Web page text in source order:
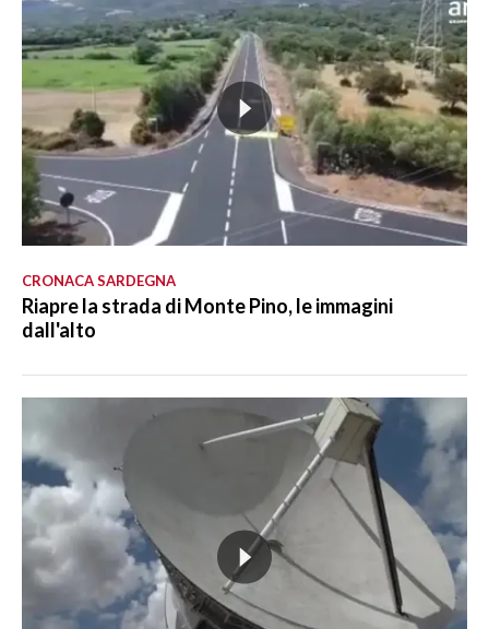
CRONACA SARDEGNA
Riapre la strada di Monte Pino, le immagini
dall'alto